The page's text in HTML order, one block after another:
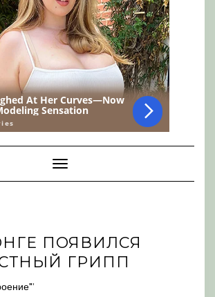
Toggle
Navigation
ПОЯВИЛСЯ
ГРИПП
'